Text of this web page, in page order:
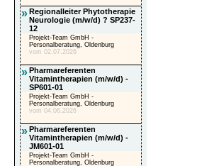
»Regionalleiter Phytotherapie
Neurologie (m/w/d) ? SP237-
12
Projekt-Team GmbH -
Personalberatung, Oldenburg
vom 02.07.2026
»Pharmareferenten
Vitamintherapien (m/w/d) -
SP601-01
Projekt-Team GmbH -
Personalberatung, Oldenburg
vom 04.06.2026
»Pharmareferenten
Vitamintherapien (m/w/d) -
JM601-01
Projekt-Team GmbH -
Personalberatung, Oldenburg